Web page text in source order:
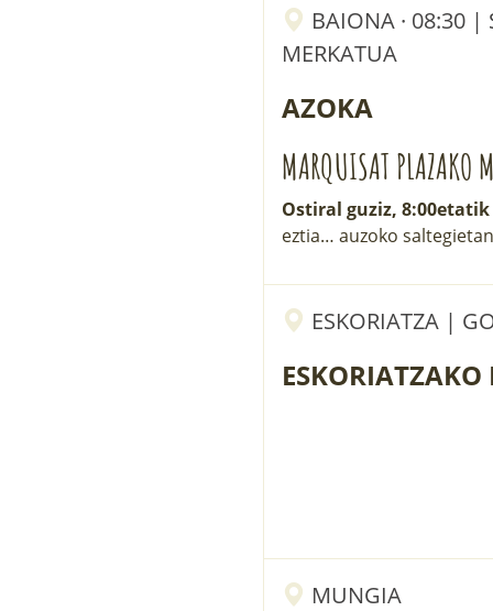
BAIONA · 08:30 |
MERKATUA
AZOKA
MARQUISAT PLAZAKO
Ostiral guziz, 8:00etatik
eztia… auzoko
ESKORIATZA |
MUNGIA